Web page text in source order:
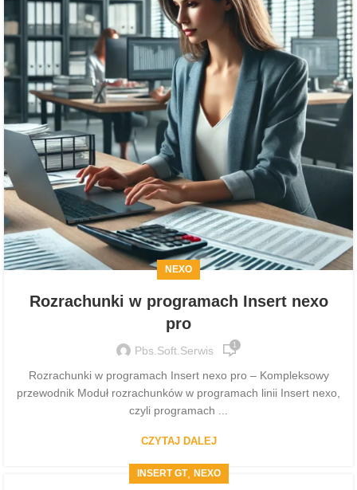
NEXO
Rozrachunki w programach Insert nexo
pro
Pbs.soft.serwis 1
Rozrachunki w programach Insert nexo pro – Kompleksowy
przewodnik Moduł rozrachunków w programach linii Insert nexo,
czyli programach ...
CZYTAJ DALEJ
INSERT GT, NEXO